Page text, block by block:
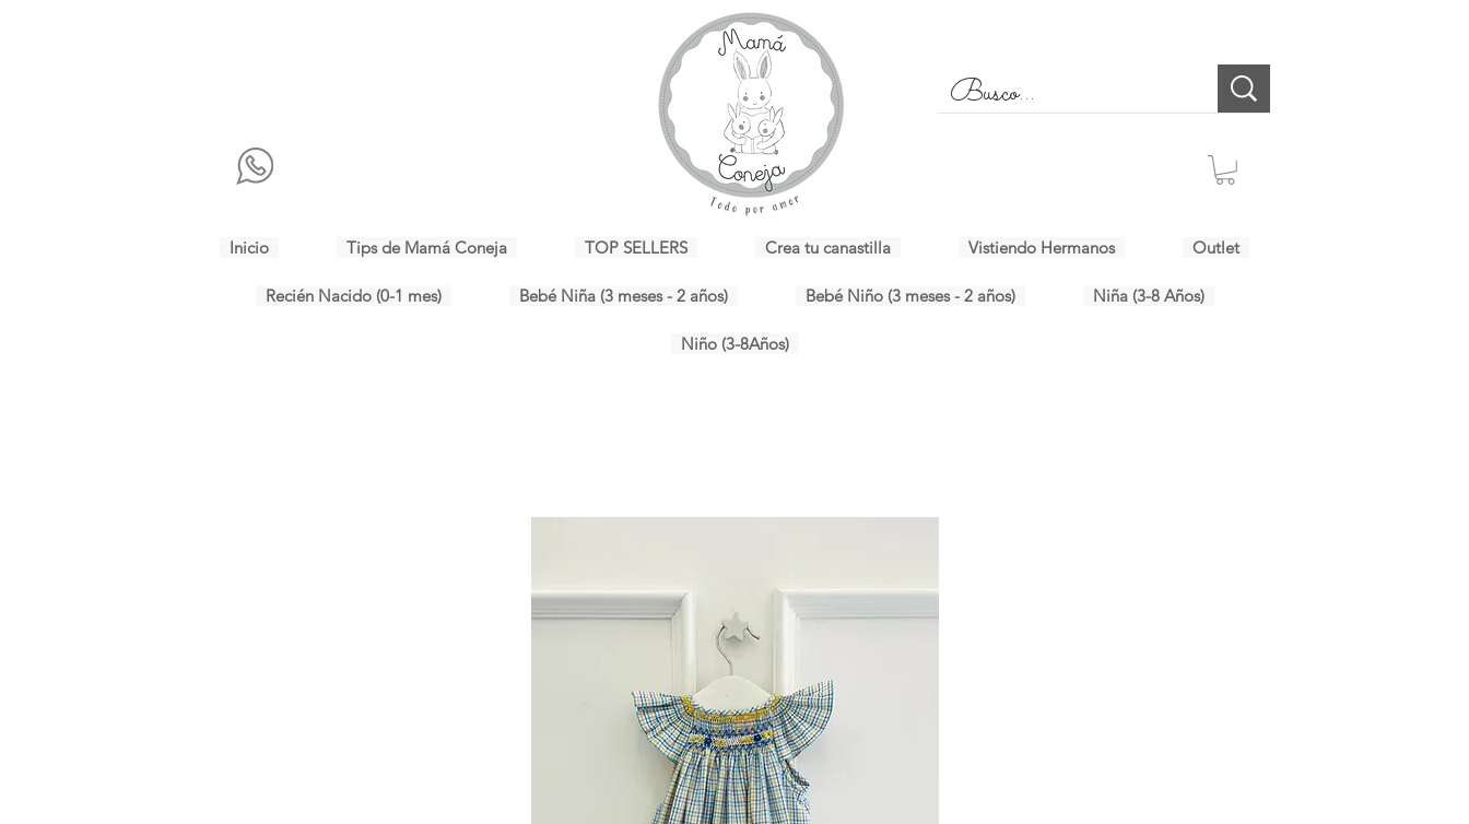
Inicio Tips de Mamá Coneja TOP SELLERS Crea tu canastilla Vistiendo Hermanos Outlet
Recién Nacido (0-1 mes) Bebé Niña (3 meses - 2 años) Bebé Niño (3 meses - 2 años) Niña (3-8 Años)
Niño (3-8Años)